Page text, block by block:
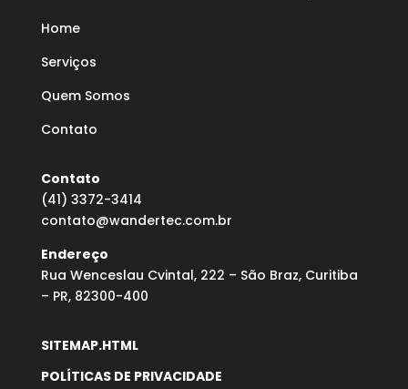
Home
Serviços
Quem Somos
Contato
Contato
(41) 3372-3414
contato@wandertec.com.br
Endereço
Rua Wenceslau Cvintal, 222 – São Braz, Curitiba
– PR, 82300-400
SITEMAP.HTML
POLÍTICAS DE PRIVACIDADE